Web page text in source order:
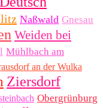
Naßwald Gnesau
Weiden bei
Mühlbach am
an der Wulka
Ziersdorf
Obergrünburg